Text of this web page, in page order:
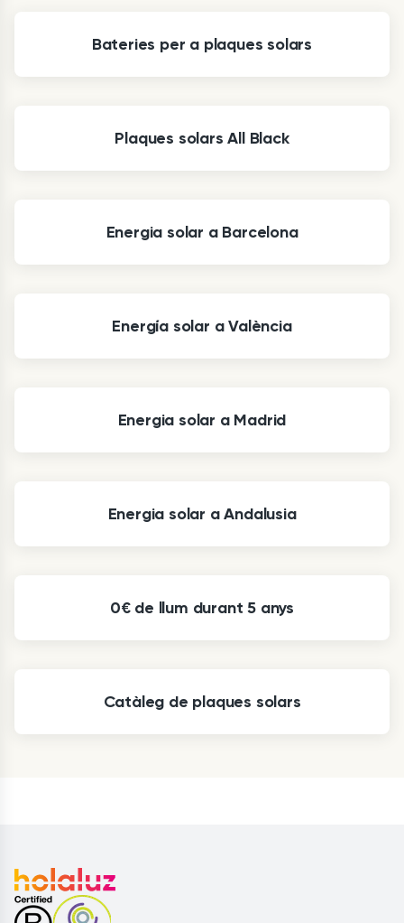
Bateries per a plaques solars
Plaques solars All Black
Energia solar a Barcelona
Energía solar a València
Energia solar a Madrid
Energia solar a Andalusia
0€ de llum durant 5 anys
Catàleg de plaques solars